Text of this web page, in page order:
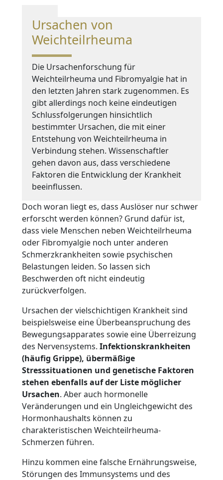
Ursachen von
Weichteilrheuma
Die Ursachenforschung für
Weichteilrheuma und Fibromyalgie hat in
den letzten Jahren stark zugenommen. Es
gibt allerdings noch keine eindeutigen
Schlussfolgerungen hinsichtlich
bestimmter Ursachen, die mit einer
Entstehung von Weichteilrheuma in
Verbindung stehen. Wissenschaftler
gehen davon aus, dass verschiedene
Faktoren die Entwicklung der Krankheit
beeinflussen.
Doch woran liegt es, dass Auslöser nur schwer
erforscht werden können? Grund dafür ist,
dass viele Menschen neben Weichteilrheuma
oder Fibromyalgie noch unter anderen
Schmerzkrankheiten sowie psychischen
Belastungen leiden. So lassen sich
Beschwerden oft nicht eindeutig
zurückverfolgen.
Ursachen der vielschichtigen Krankheit sind
beispielsweise eine Überbeanspruchung des
Bewegungsapparates sowie eine Überreizung
des Nervensystems. Infektionskrankheiten
(häufig Grippe), übermäßige
Stresssituationen und genetische Faktoren
stehen ebenfalls auf der Liste möglicher
Ursachen. Aber auch hormonelle
Veränderungen und ein Ungleichgewicht des
Hormonhaushalts können zu
charakteristischen Weichteilrheuma-
Schmerzen führen.
Hinzu kommen eine falsche Ernährungsweise,
Störungen des Immunsystems und des